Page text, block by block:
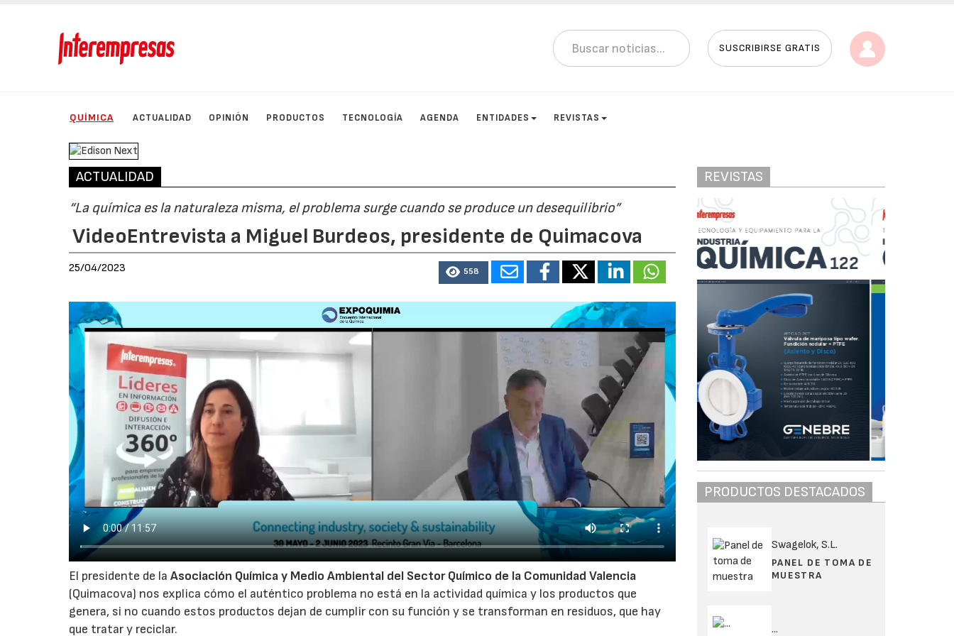
SUSCRIBIRSE GRATIS
QUÍMICA ACTUALIDAD OPINIÓN PRODUCTOS TECNOLOGÍA AGENDA ENTIDADES REVISTAS
ACTUALIDAD
“La química es la naturaleza misma, el problema surge cuando se produce un desequilibrio”
VideoEntrevista a Miguel Burdeos, presidente de Quimacova
25/04/2023 558
El presidente de laAsociación Química y Medio Ambiental del Sector Químico de la Comunidad Valencia
(Quimacova) nos explica cómo el auténtico problema no está en la actividad química y los productos que
genera, si no cuando estos productos dejan de cumplir con su función y se transforman en residuos, que hay
que tratar y reciclar.
REVISTAS
PRODUCTOS DESTACADOS
Swagelok, S.L.
PANEL DE TOMA DE
MUESTRA
...